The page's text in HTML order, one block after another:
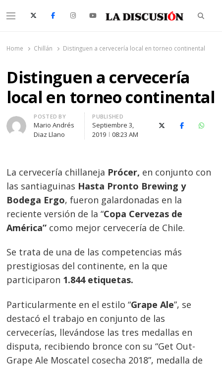
Menu
Home Chillán Distinguen a cervecería local en torneo continental
Distinguen a cervecería
local en torneo continental
Author
POSTED BY
Mario Andrés
Diaz Llano
PUBLISHED
Septiembre 3,
2019
08:23 AM
X (Twitter)Facebook
La cervecería chillaneja Prócer, en conjunto con
las santiaguinas Hasta Pronto Brewing y
Bodega Ergo, fueron galardonadas en la
reciente versión de la “Copa Cervezas de
América” como mejor cervecería de Chile.
Se trata de una de las competencias más
prestigiosas del continente, en la que
participaron 1.844 etiquetas.
Particularmente en el estilo “Grape Ale”, se
destacó el trabajo en conjunto de las
cervecerías, llevándose las tres medallas en
disputa, recibiendo bronce con su “Get Out-
Grape Ale Moscatel cosecha 2018”, medalla de